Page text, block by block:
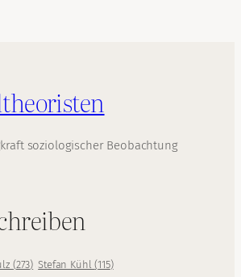
soziologischer Beobachtung
(273) Stefan Kühl(115)